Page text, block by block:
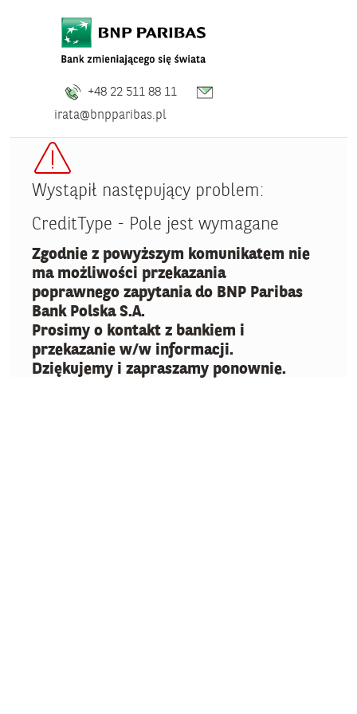
+48 22 511 88 11
irata@bnpparibas.pl
Wystąpił następujący problem:
CreditType - Pole jest wymagane
Zgodnie z powyższym komunikatem nie
ma możliwości przekazania
poprawnego zapytania do BNP Paribas
Bank Polska S.A.
Prosimy o kontakt z bankiem i
przekazanie w/w informacji.
Dziękujemy i zapraszamy ponownie.